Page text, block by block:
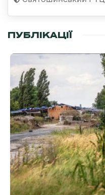
ПУБЛІКАЦІЇ